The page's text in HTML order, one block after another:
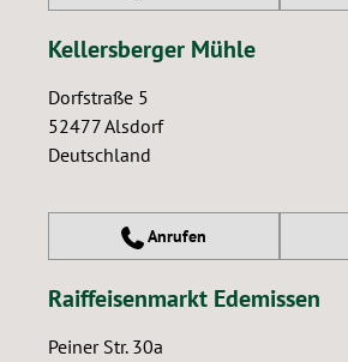
Kellersberger Mühle
Dorfstraße 5
52477Alsdorf
Deutschland
Anrufen
Raiffeisenmarkt Edemissen
Peiner Str. 30a